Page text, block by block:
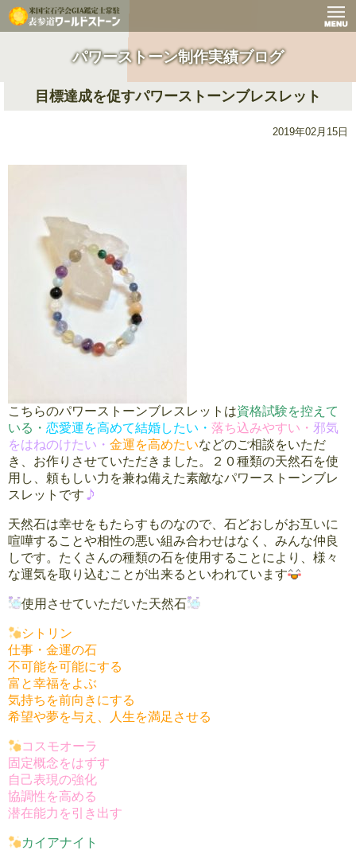
パワーストーン制作実績ブログ
目標達成を促すパワーストーンブレスレット
2019年02月15日
こちらのパワーストーンブレスレットは資格試験を控えて
いる・ 恋愛運を高めて結婚したい・ 落ち込みやすい・ 邪気
をはねのけたい・ 金運を高めたいなどのご相談をいただ
き、お作りさせていただきました。２０種類の天然石を使
用し、頼もしい力を兼ね備えた素敵なパワーストーンブレ
スレットです
天然石は幸せをもたらすものなので、石どおしがお互いに
喧嘩することや相性の悪い組み合わせはなく、みんな仲良
しです。たくさんの種類の石を使用することにより、様々
な運気を取り込むことが出来るといわれています
使用させていただいた天然石
シトリン
仕事・金運の石
不可能を可能にする
富と幸福をよぶ
気持ちを前向きにする
希望や夢を与え、人生を満足させる
コスモオーラ
固定概念をはずす
自己表現の強化
協調性を高める
潜在能力を引き出す
カイアナイト